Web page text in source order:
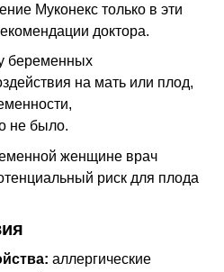
Муконекс только в эти
доктора.
беременных
на мать или плод,
не было.
женщине врач
риск для плода
аллергические